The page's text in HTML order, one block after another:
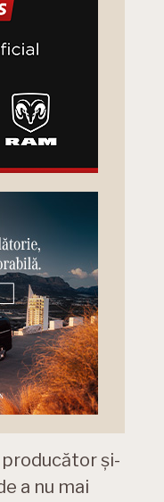
producător și-
a nu mai